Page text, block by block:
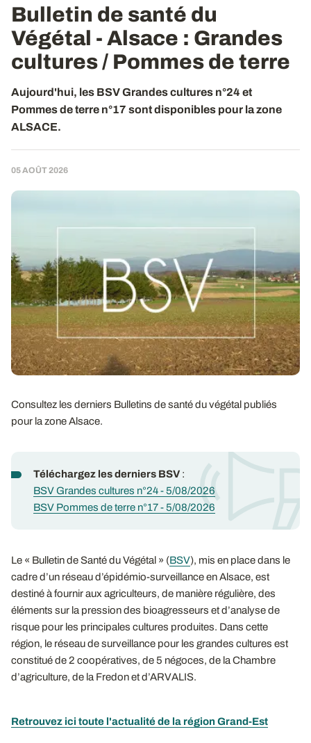
Bulletin de santé du
Végétal - Alsace : Grandes
cultures / Pommes de terre
Aujourd'hui, les BSV Grandes cultures n°24 et
Pommes de terre n°17 sont disponibles pour la zone
ALSACE.
05 AOÛT 2026
Consultez les derniers Bulletins de santé du végétal publiés
pour la zone Alsace.
Téléchargez les derniers BSV :
BSV Grandes cultures n°24 - 5/08/2026
BSV Pommes de terre n°17 - 5/08/2026
Le « Bulletin de Santé du Végétal » (BSV), mis en place dans le
cadre d’un réseau d’épidémio-surveillance en Alsace, est
destiné à fournir aux agriculteurs, de manière régulière, des
éléments sur la pression des bioagresseurs et d’analyse de
risque pour les principales cultures produites. Dans cette
région, le réseau de surveillance pour les grandes cultures est
constitué de 2 coopératives, de 5 négoces, de la Chambre
d’agriculture, de la Fredon et d’ARVALIS.
Retrouvez ici toute l'actualité de la région Grand-Est